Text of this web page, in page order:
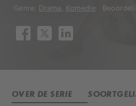
Genre: Drama, Komedie
OVER DE SERIE